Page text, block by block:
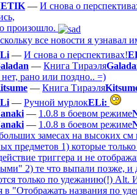
— И снова о
произошло.
все новости я узнавал
— И снова о перспективах!
— Книга Тираэля
рано или поздно.. =)
— Книга Тираэля
— Ручной мурлокELi:
— 1.0.8 в боевом режиме
— 1.0.8 в боевом режиме
замесах на высоких см
предметов 1) которые
триггера и не
2) те что выпали позже, и
только по удежанию(!) Alt.
в "Отображать названия по